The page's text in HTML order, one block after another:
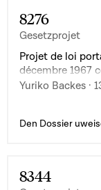
8276
Gesetzprojet
Projet de loi
décembre 1967
Yuriko Backes ·
Den Dossier
8344